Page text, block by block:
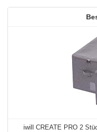
iwill CREATE PRO 2